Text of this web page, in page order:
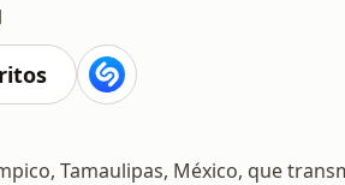
Tamaulipas, México, que